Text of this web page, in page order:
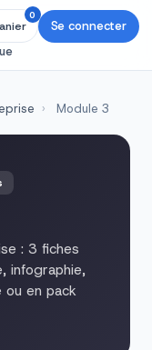
0
Se connecter
› Module 3
: 3 fiches
infographie,
ou en pack